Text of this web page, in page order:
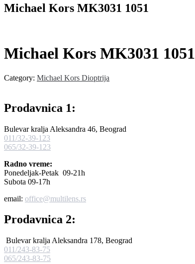
Michael Kors MK3031 1051
Michael Kors MK3031 1051
Category: Michael Kors Dioptrija
Prodavnica 1:
Bulevar kralja Aleksandra 46, Beograd
011/32-39-123
065/32-39-123
Radno vreme:
Ponedeljak-Petak 09-21h
Subota 09-17h
email: office@multilens.rs
Prodavnica 2:
Bulevar kralja Aleksandra 178, Beograd
011/243-83-75
065/243-83-75